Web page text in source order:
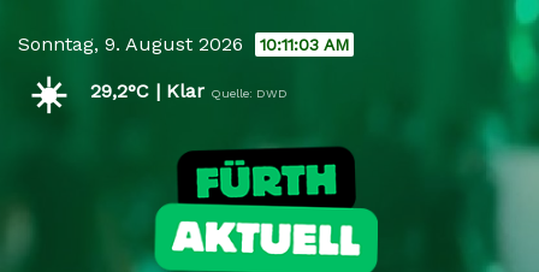
content
Sonntag, 9. August 2026 10:11:03 AM
☀️ 29,2°C | Klar Quelle: DWD